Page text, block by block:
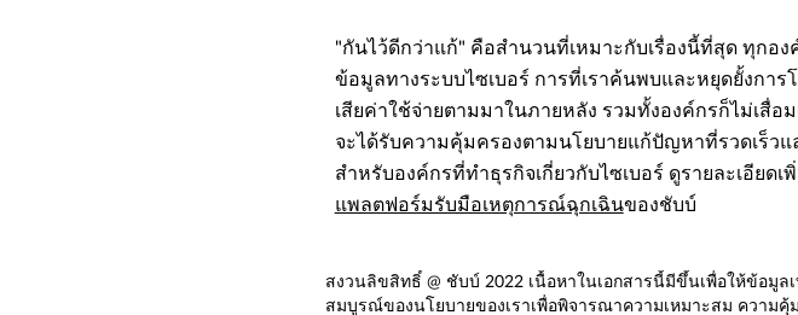
"กันไว้ดีกว่าแก้" คือสำนวนที่เหมาะกับเรื่องนี้ที่สุด ทุกอ
ข้อมูลทางระบบไซเบอร์ การที่เราค้นพบและหยุดยั้งกา
เสียค่าใช้จ่ายตามมาในภายหลัง รวมทั้งองค์กรก็ไม่เสื่
จะได้รับความคุ้มครองตามนโยบายแก้ปัญหาที่รวดเร็ว
สำหรับองค์กรที่ทำธุรกิจเกี่ยวกับไซเบอร์ ดูรายละเอียดเ
แพลตฟอร์มรับมือเหตุการณ์ฉุกเฉินของชับบ์
สงวนลิขสิทธิ์ @ ชับบ์ 2022 เนื้อหาในเอกสารนี้มีขึ้นเพื่อให้ข้อมู
สมบูรณ์ของนโยบายของเราเพื่อพิจารณาความเหมาะสม ความ